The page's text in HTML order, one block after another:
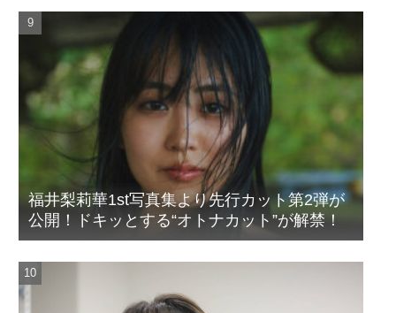
福井梨莉華1st写真集より先行カット第2弾が
公開！ドキッとする“オトナカット”が解禁！